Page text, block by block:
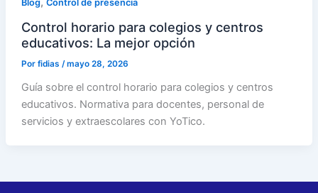
Blog Control de presencia
Control horario para colegios y centros
educativos: La mejor opción
Por fidias /mayo 28, 2026
Guía sobre el control horario para colegios y centros
educativos. Normativa para docentes, personal de
servicios y extraescolares con YoTico.